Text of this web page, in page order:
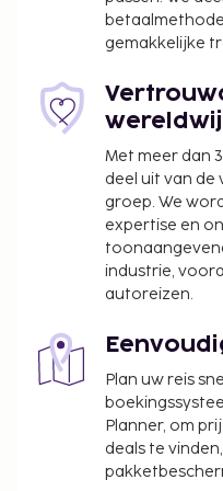
De volgende kosten
toepasselijke
Er wordt een
en bij de
Deze belasting
geldt mogelijk niet
mogelijk ook
kortingen. Neem
op met de
De stad heft de
november tot 29
per persoon, per
nachten. Deze
kinderen jonger dan
De stad heft de
gemakkelijke
Met meer dan
deel uit van
groep. We
expertise en
industrie,
autoreizen.
Plan uw reis
Planner, om
deals te